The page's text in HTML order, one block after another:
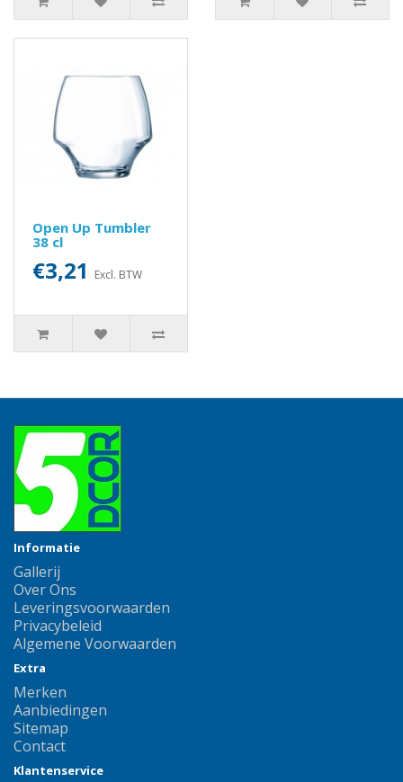
Open Up Tumbler
38 cl
€3,21 Excl. BTW
Informatie
Gallerij
Over Ons
Leveringsvoorwaarden
Privacybeleid
Algemene Voorwaarden
Extra
Merken
Aanbiedingen
Sitemap
Contact
Klantenservice